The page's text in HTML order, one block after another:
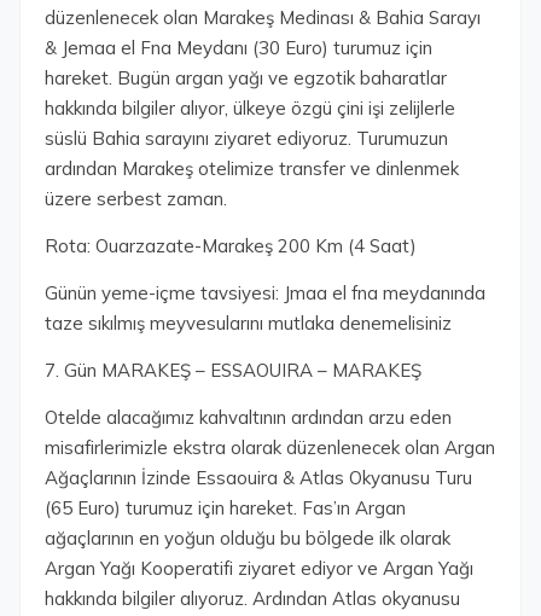
düzenlenecek olan Marakeş Medinası & Bahia Sarayı
& Jemaa el Fna Meydanı (30 Euro) turumuz için
hareket. Bugün argan yağı ve egzotik baharatlar
hakkında bilgiler alıyor, ülkeye özgü çini işi zelijlerle
süslü Bahia sarayını ziyaret ediyoruz. Turumuzun
ardından Marakeş otelimize transfer ve dinlenmek
üzere serbest zaman.
Rota: Ouarzazate-Marakeş 200 Km (4 Saat)
Günün yeme-içme tavsiyesi: Jmaa el fna meydanında
taze sıkılmış meyvesularını mutlaka denemelisiniz
7. Gün MARAKEŞ – ESSAOUIRA – MARAKEŞ
Otelde alacağımız kahvaltının ardından arzu eden
misafirlerimizle ekstra olarak düzenlenecek olan Argan
Ağaçlarının İzinde Essaouira & Atlas Okyanusu Turu
(65 Euro) turumuz için hareket. Fas’ın Argan
ağaçlarının en yoğun olduğu bu bölgede ilk olarak
Argan Yağı Kooperatifi ziyaret ediyor ve Argan Yağı
hakkında bilgiler alıyoruz. Ardından Atlas okyanusu